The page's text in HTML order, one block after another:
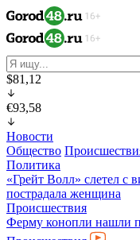
$81,12
€93,58
Новости
Общество
Политика
«Грейт Волл» слетел с
пострадала женщина
Происшествия
Ферму конопли нашли